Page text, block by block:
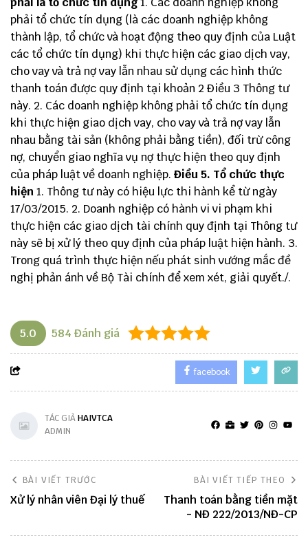
phải tổ chức tín dụng (là các doanh nghiệp không
thành lập, tổ chức và hoạt động theo quy định của Luật
các tổ chức tín dụng) khi thực hiện các giao dịch vay,
cho vay và trả nợ vay lẫn nhau sử dụng các hình thức
thanh toán được quy định tại khoản 2 Điều 3 Thông tư
này. 2. Các doanh nghiệp không phải tổ chức tín dụng
khi thực hiện giao dịch vay, cho vay và trả nợ vay lẫn
nhau bằng tài sản (không phải bằng tiền), đối trừ công
nợ, chuyển giao nghĩa vụ nợ thực hiện theo quy định
của pháp luật về doanh nghiệp. Điều 5. Tổ chức thực
hiện1. Thông tư này có hiệu lực thi hành kể từ ngày
17/03/2015. 2. Doanh nghiệp có hành vi vi phạm khi
thực hiện các giao dịch tài chính quy định tại Thông tư
này sẽ bị xử lý theo quy định của pháp luật hiện hành. 3.
Trong quá trình thực hiện nếu phát sinh vướng mắc đề
nghị phản ánh về Bộ Tài chính để xem xét, giải quyết./.
5.0 584 Đánh giá
facebook
TÁC GIẢHAIVTCA
ADMIN
BÀI VIẾT TRƯỚC
Xử lý nhân viên Đại lý thuế
BÀI VIẾT TIẾP THEO
Thanh toán bằng tiền mặt
- NĐ 222/2013/NĐ-CP